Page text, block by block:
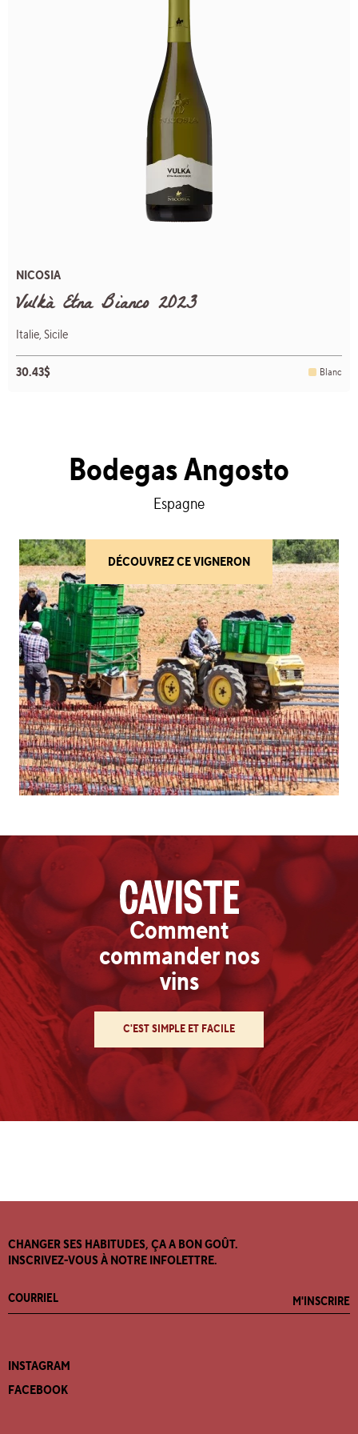
NICOSIA
Vulkà Etna Bianco 2023
Italie, Sicile
30.43$ Blanc
Bodegas Angosto
Espagne
DÉCOUVREZ CE VIGNERON
(BODEGAS ANGOSTO)
Comment
commander nos
vins
C'EST SIMPLE ET FACILE
CHANGER SES HABITUDES, ÇA A BON GOÛT.
INSCRIVEZ-VOUS À NOTRE INFOLETTRE.
M'INSCRIRE
INSTAGRAM
FACEBOOK